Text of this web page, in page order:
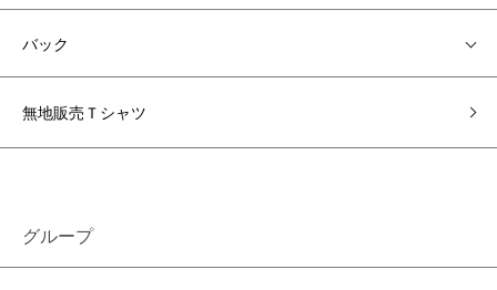
バック
無地販売Ｔシャツ
グループ